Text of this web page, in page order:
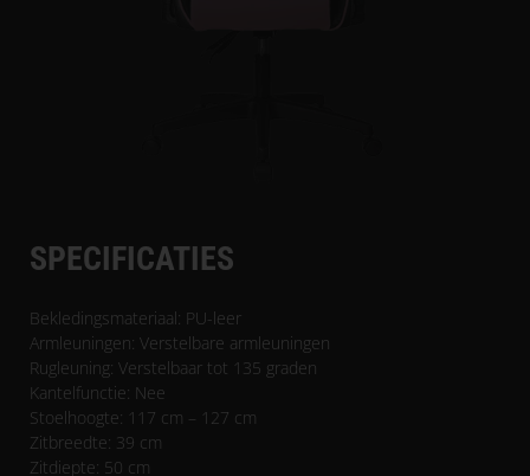
SPECIFICATIES
Bekledingsmateriaal: PU-leer
Armleuningen: Verstelbare armleuningen
Rugleuning: Verstelbaar tot 135 graden
Kantelfunctie: Nee
Stoelhoogte: 117 cm – 127 cm
Zitbreedte: 39 cm
Zitdiepte: 50 cm